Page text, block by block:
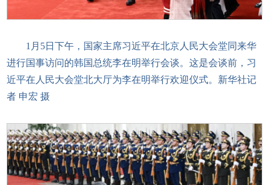
1月5日下午，国家主席习近平在北京人民大会堂同来华
进行国事访问的韩国总统李在明举行会谈。这是会谈前，习
近平在人民大会堂北大厅为李在明举行欢迎仪式。新华社记
者 申宏 摄